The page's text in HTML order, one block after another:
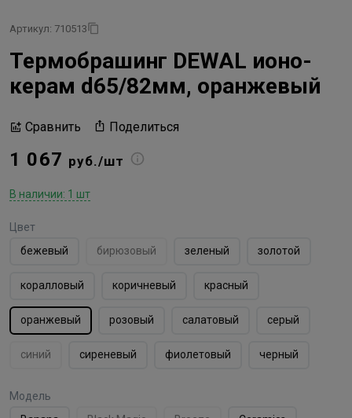
Артикул: 710513
Термобрашинг DEWAL ионо-
керам d65/82мм, оранжевый
Сравнить Поделиться
1 067 руб./шт
В наличии: 1 шт
Цвет
бежевый
бирюзовый зеленый золотой
коралловый коричневый красный
оранжевый розовый салатовый серый
синий сиреневый фиолетовый черный
Модель